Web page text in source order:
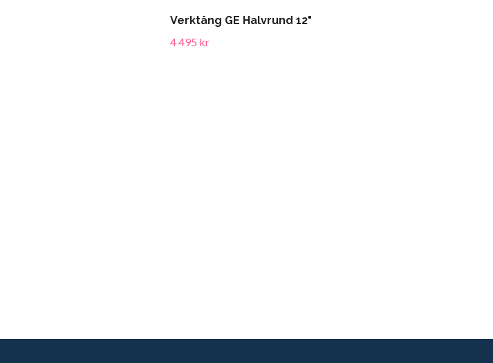
Verktång GE Halvrund 12"
4 495 kr